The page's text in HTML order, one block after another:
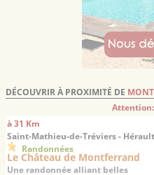
DÉCOUVRIR À PROXIMITÉ DE
à 31 Km
Saint-Mathieu-de-Tréviers - Hérault
Randonnées
Le Château de Montferrand
Une randonnée alliant belles